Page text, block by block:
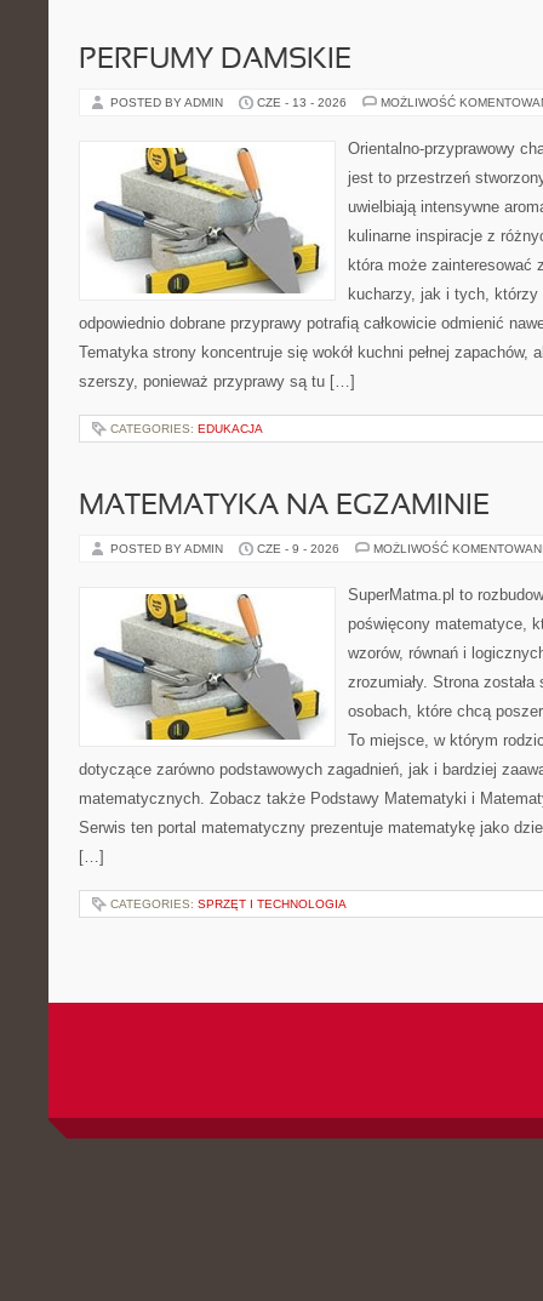
PERFUMY DAMSKIE
POSTED BY ADMIN CZE - 13 - 2026 MOŻLIWOŚĆ
Orientalno-przyprawowy
jest to przestrzeń
uwielbiają intensywne
kulinarne inspiracje z
która może zainteresować
kucharzy, jak i tych, którzy
odpowiednio dobrane przyprawy potrafią całkowicie odmienić
Tematyka strony koncentruje się wokół kuchni pełnej zapachów,
szerszy, ponieważ przyprawy są tu […]
CATEGORIES: EDUKACJA
MATEMATYKA NA EGZAMINIE
POSTED BY ADMIN CZE - 9 - 2026 MOŻLIWOŚĆ
SuperMatma.pl to
poświęcony matematyce,
wzorów, równań i
zrozumiały. Strona
osobach, które chcą
To miejsce, w którym
dotyczące zarówno podstawowych zagadnień, jak i bardziej
matematycznych. Zobacz także Podstawy Matematyki i
Serwis ten portal matematyczny prezentuje matematykę jako
[…]
CATEGORIES: SPRZĘT I TECHNOLOGIA